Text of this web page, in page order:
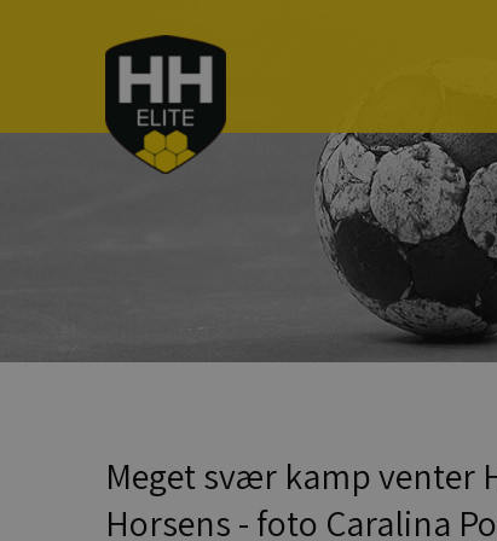
Meget svær kamp venter
Horsens - foto Caralina